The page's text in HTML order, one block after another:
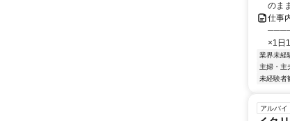
のま
仕事
×1日
業界未経
主婦・主
未経験者
アルバイ